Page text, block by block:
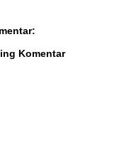
Komentar